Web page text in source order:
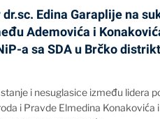
Edina Garaplije na
Ademovića i
a sa SDA u Brčko
i nesuglasice između lidera
i Pravde Elmedina Konakovića